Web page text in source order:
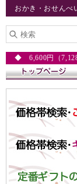
おかき・おせん
◆ 6,600円（7,128